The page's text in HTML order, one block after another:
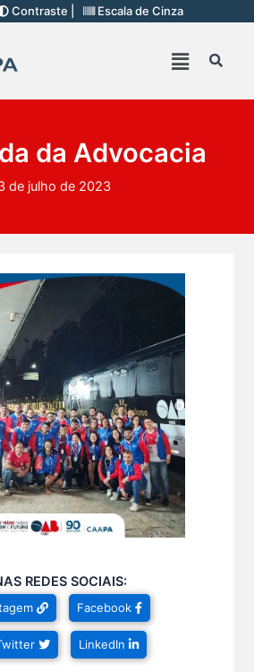
Contraste | Escala de Cinza
da Advocacia
de julho de 2023
REDES SOCIAIS:
Facebook
LinkedIn
automatizar tarefas e aumentar a pro s...
dia 04 de julho, o Clube da Advocac s...
mental é tão importante quanto s...
especial para celebrar a vida de qu s...